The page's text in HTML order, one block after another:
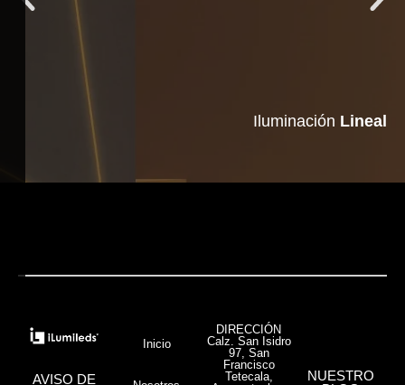
Iluminación Lineal
Iluminación Lineal
AVISO DE
Inicio
DIRECCIÓN
Calz. San Isidro
97, San
Francisco
Tetecala,
NUESTRO